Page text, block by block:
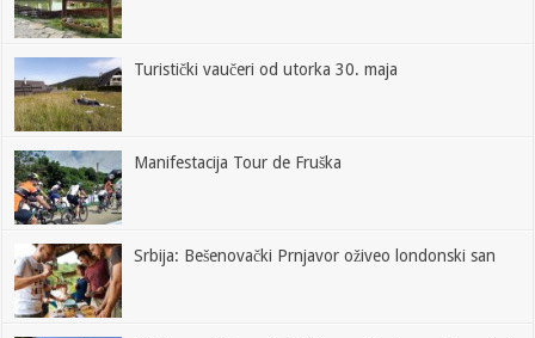
Turistički vaučeri od utorka 30. maja
Manifestacija Tour de Fruška
Srbija: Bešenovački Prnjavor oživeo londonski san